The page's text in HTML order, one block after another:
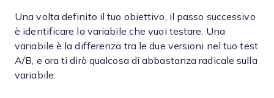
Una volta definito il tuo obiettivo, il passo successivo
è identificare la variabile che vuoi testare. Una
variabile è la differenza tra le due versioni nel tuo test
A/B, e ora ti dirò qualcosa di abbastanza radicale sulla
variabile: